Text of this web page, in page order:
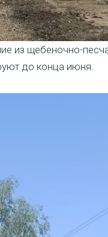
из щебеночно-
до конца июня.